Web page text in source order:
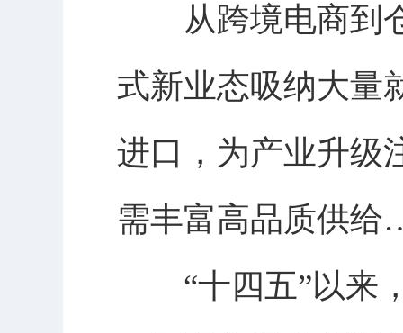
从跨境电商到仓
式新业态吸纳大量
进口，为产业升级
需丰富高品质供
“十四五”以来，